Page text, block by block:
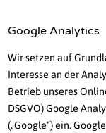
Google Analytics
Wir setzen auf
Interesse an der
Betrieb unseres
DSGVO) Google
(„Google“) ein.